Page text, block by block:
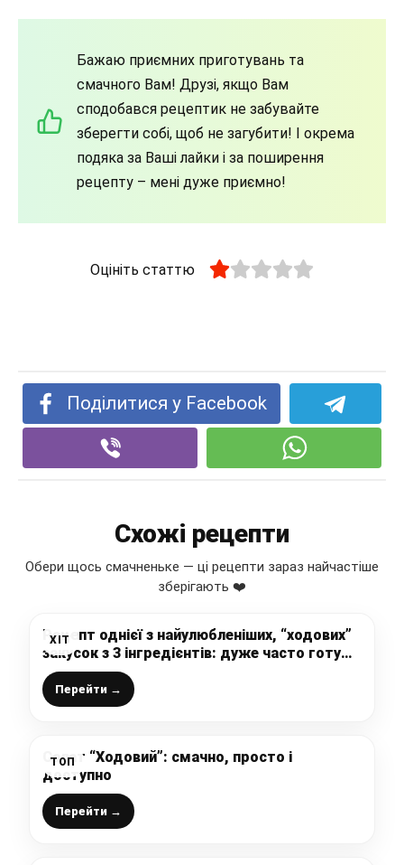
Бажаю приємних приготувань та
смачного Вам! Друзі, якщо Вам
сподобався рецептик не забувайте
зберегти собі, щоб не загубити! І окрема
подяка за Ваші лайки і за поширення
рецепту – мені дуже приємно!
Оцініть статтю
Поділитися у Facebook
Схожі рецепти
Обери щось смачненьке — ці рецепти зараз найчастіше
зберігають ❤️
ХІТ
Рецепт однієї з найулюбленіших, “ходових”
закусок з 3 інгредієнтів: дуже часто готую,
бо це супер просто і смачно
Перейти →
ТОП
Салат “Ходовий”: смачно, просто і
доступно
Перейти →